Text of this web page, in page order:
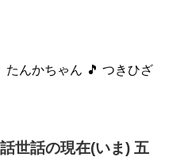
たんかちゃん 🎵 つきひざ
世話の現在(いま) 五